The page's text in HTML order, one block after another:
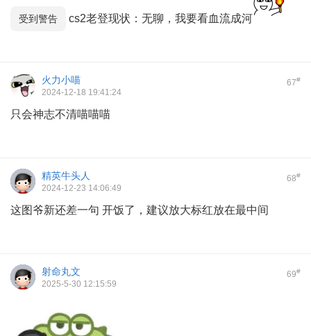
受到警告 cs2老登现状：无聊，我要看血流成河
67#
火力小喵
2024-12-18 19:41:24
只会神志不清喵喵喵
68#
精英牛头人
2024-12-23 14:06:49
这图爷新还差一句 开饭了，建议放大标红放在最中间
69#
射命丸文
2025-5-30 12:15:59